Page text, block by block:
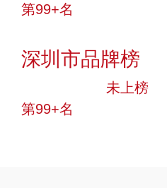
第99+名
深圳市品牌榜
未上榜
第99+名